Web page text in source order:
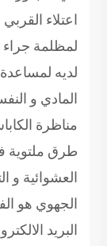
اعتلاء
لمظلمة جراء
لديه
المادي و
مناظرة
طرق ملتوية
العشوائية و
الجهوي هو
البريد